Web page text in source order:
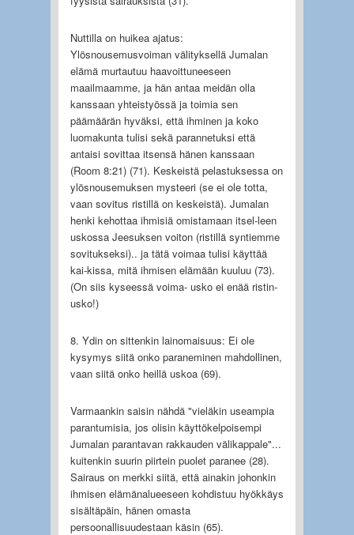
Nuttilla on huikea ajatus:
Ylösnousemusvoiman välityksellä Jumalan
elämä murtautuu haavoittuneeseen
maailmaamme, ja hän antaa meidän olla
kanssaan yhteistyössä ja toimia sen
päämäärän hyväksi, että ihminen ja koko
luomakunta tulisi sekä parannetuksi että
antaisi sovittaa itsensä hänen kanssaan
(Room 8:21) (71). Keskeistä pelastuksessa on
ylösnousemuksen mysteeri (se ei ole totta,
vaan sovitus ristillä on keskeistä). Jumalan
henki kehottaa ihmisiä omistamaan itsel-leen
uskossa Jeesuksen voiton (ristillä syntiemme
sovitukseksi).. ja tätä voimaa tulisi käyttää
kai-kissa, mitä ihmisen elämään kuuluu (73).
(On siis kyseessä voima- usko ei enää ristin-
usko!)
8. Ydin on sittenkin lainomaisuus: Ei ole
kysymys siitä onko paraneminen mahdollinen,
vaan siitä onko heillä uskoa (69).
Varmaankin saisin nähdä "vieläkin useampia
parantumisia, jos olisin käyttökelpoisempi
Jumalan parantavan rakkauden välikappale"...
kuitenkin suurin piirtein puolet paranee (28).
Sairaus on merkki siitä, että ainakin johonkin
ihmisen elämänalueeseen kohdistuu hyökkäys
sisältäpäin, hänen omasta
persoonallisuudestaan käsin (65).